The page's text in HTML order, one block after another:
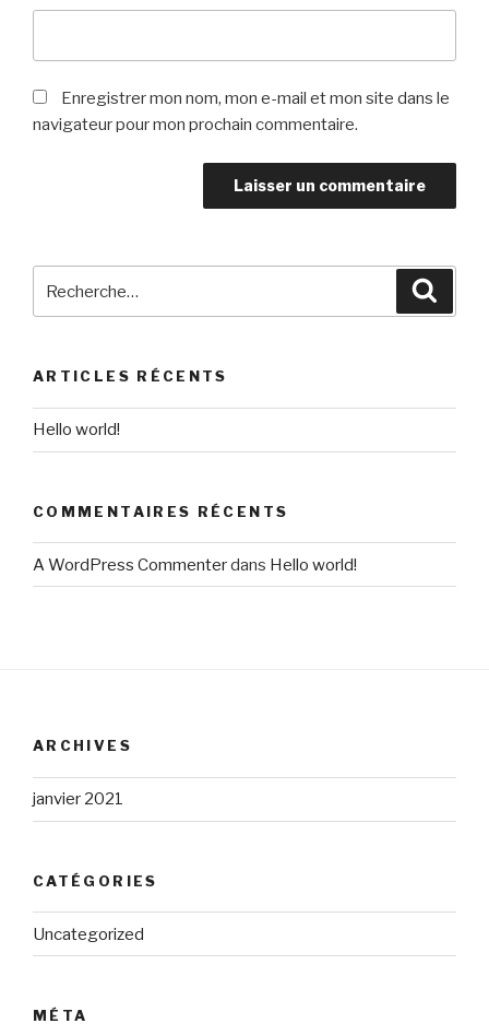
Enregistrer mon nom, mon e-mail et mon site dans le
navigateur pour mon prochain commentaire.
pour
ARTICLES RÉCENTS
Hello world!
COMMENTAIRES RÉCENTS
A WordPress Commenterdans Hello world!
ARCHIVES
janvier 2021
CATÉGORIES
Uncategorized
MÉTA